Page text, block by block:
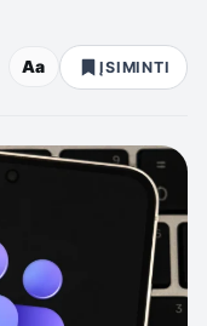
Aa ĮSIMINTI